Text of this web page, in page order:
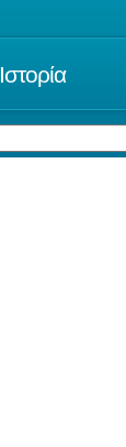
Ιστορία